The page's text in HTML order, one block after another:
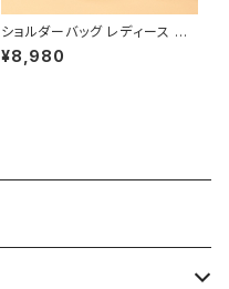
ショルダーバッグ レディース エ
ナメルバッグ ミニバッグ ワンショ
ルダー 斜めがけバッグ 2WAY
¥8,980